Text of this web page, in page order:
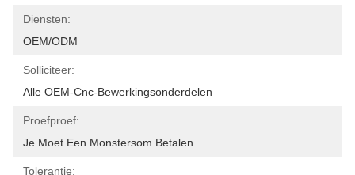
Diensten:
OEM/ODM
Solliciteer:
Alle OEM-Cnc-Bewerkingsonderdelen
Proefproef:
Je Moet Een Monstersom Betalen.
Tolerantie: